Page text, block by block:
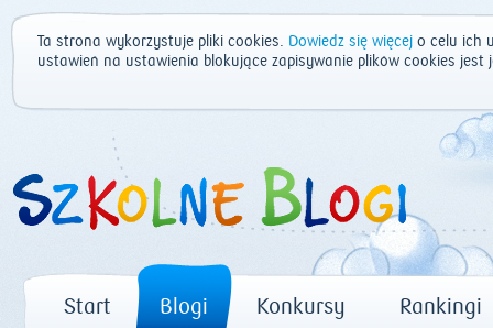
Ta strona wykorzystuje pliki cookies. Dowiedz się więcej o celu ich
ustawień na ustawienia blokujące zapisywanie plików cookies
Start Blogi Konkursy Rankingi